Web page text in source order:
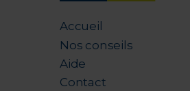
Accueil
Nos conseils
Aide
Contact